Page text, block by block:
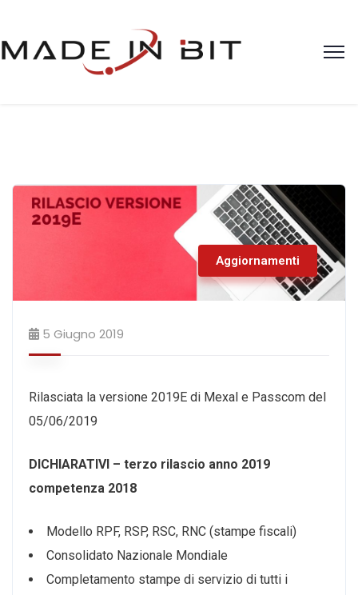
Aggiornamenti
5 Giugno 2019
Rilasciata la versione 2019E di Mexal e Passcom del
05/06/2019
DICHIARATIVI – terzo rilascio anno 2019
competenza 2018
Modello RPF, RSP, RSC, RNC (stampe fiscali)
Consolidato Nazionale Mondiale
Completamento stampe di servizio di tutti i